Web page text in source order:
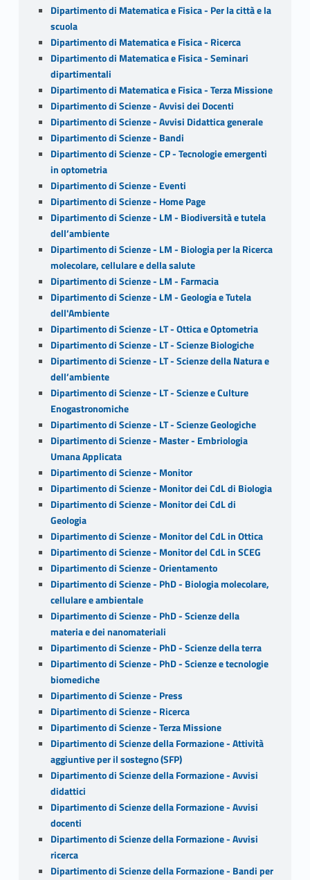
Dipartimento di Matematica e Fisica - Per la città e la
scuola
Dipartimento di Matematica e Fisica - Ricerca
Dipartimento di Matematica e Fisica - Seminari
dipartimentali
Dipartimento di Matematica e Fisica - Terza Missione
Dipartimento di Scienze - Avvisi dei Docenti
Dipartimento di Scienze - Avvisi Didattica generale
Dipartimento di Scienze - Bandi
Dipartimento di Scienze - CP - Tecnologie emergenti
in optometria
Dipartimento di Scienze - Eventi
Dipartimento di Scienze - Home Page
Dipartimento di Scienze - LM - Biodiversità e tutela
dell’ambiente
Dipartimento di Scienze - LM - Biologia per la Ricerca
molecolare, cellulare e della salute
Dipartimento di Scienze - LM - Farmacia
Dipartimento di Scienze - LM - Geologia e Tutela
dell'Ambiente
Dipartimento di Scienze - LT - Ottica e Optometria
Dipartimento di Scienze - LT - Scienze Biologiche
Dipartimento di Scienze - LT - Scienze della Natura e
dell’ambiente
Dipartimento di Scienze - LT - Scienze e Culture
Enogastronomiche
Dipartimento di Scienze - LT - Scienze Geologiche
Dipartimento di Scienze - Master - Embriologia
Umana Applicata
Dipartimento di Scienze - Monitor
Dipartimento di Scienze - Monitor dei CdL di Biologia
Dipartimento di Scienze - Monitor dei CdL di
Geologia
Dipartimento di Scienze - Monitor del CdL in Ottica
Dipartimento di Scienze - Monitor del CdL in SCEG
Dipartimento di Scienze - Orientamento
Dipartimento di Scienze - PhD - Biologia molecolare,
cellulare e ambientale
Dipartimento di Scienze - PhD - Scienze della
materia e dei nanomateriali
Dipartimento di Scienze - PhD - Scienze della terra
Dipartimento di Scienze - PhD - Scienze e tecnologie
biomediche
Dipartimento di Scienze - Press
Dipartimento di Scienze - Ricerca
Dipartimento di Scienze - Terza Missione
Dipartimento di Scienze della Formazione - Attività
aggiuntive per il sostegno (SFP)
Dipartimento di Scienze della Formazione - Avvisi
didattici
Dipartimento di Scienze della Formazione - Avvisi
docenti
Dipartimento di Scienze della Formazione - Avvisi
ricerca
Dipartimento di Scienze della Formazione - Bandi per